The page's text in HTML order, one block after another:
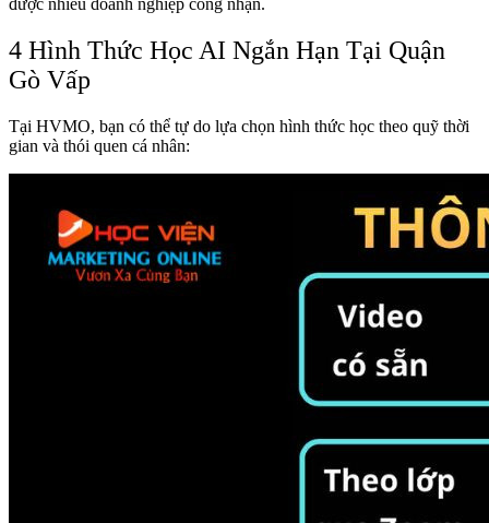
4 Hình Thức Học AI Ngắn Hạn Tại Quận
Gò Vấp
Tại HVMO, bạn có thể tự do lựa chọn hình thức học theo quỹ thời
gian và thói quen cá nhân: